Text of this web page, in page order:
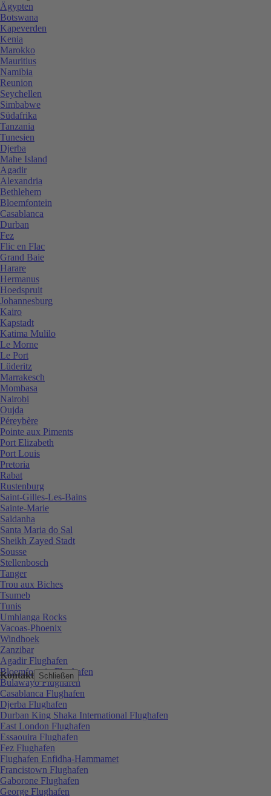
Kontakt Schließen
Ägypten
Botswana
Kapeverden
Kenia
Marokko
Mauritius
Namibia
Reunion
Seychellen
Simbabwe
Südafrika
Tanzania
Tunesien
Djerba
Mahe Island
Agadir
Alexandria
Bethlehem
Bloemfontein
Casablanca
Durban
Fez
Flic en Flac
Grand Baie
Harare
Hermanus
Hoedspruit
Johannesburg
Kairo
Kapstadt
Katima Mulilo
Le Morne
Le Port
Lüderitz
Marrakesch
Mombasa
Nairobi
Oujda
Péreybère
Pointe aux Piments
Port Elizabeth
Port Louis
Pretoria
Rabat
Rustenburg
Saint-Gilles-Les-Bains
Sainte-Marie
Saldanha
Santa Maria do Sal
Sheikh Zayed Stadt
Sousse
Stellenbosch
Tanger
Trou aux Biches
Tsumeb
Tunis
Umhlanga Rocks
Vacoas-Phoenix
Windhoek
Zanzibar
Agadir Flughafen
Bloemfontein Flughafen
Bulawayo Flughafen
Casablanca Flughafen
Djerba Flughafen
Durban King Shaka International Flughafen
East London Flughafen
Essaouira Flughafen
Fez Flughafen
Flughafen Enfidha-Hammamet
Francistown Flughafen
Gaborone Flughafen
George Flughafen